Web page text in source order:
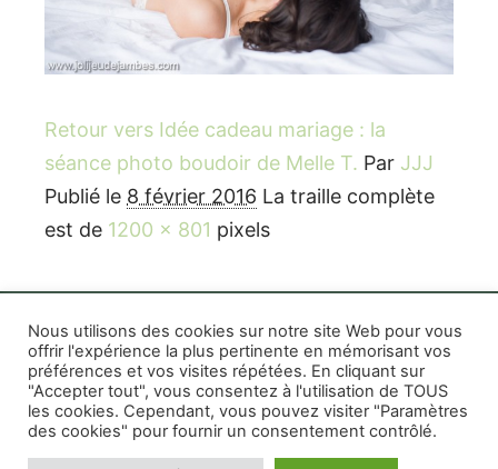
Retour vers Idée cadeau mariage : la
séance photo boudoir de Melle T. Par JJJ
Publié le 8 février 2016 La traille complète
est de 1200 × 801 pixels
Rife WordPress Theme|Photographe boudoir et
photo thérapeutique Montréal Lille Avignon
Photographe mariage et famille Montréal|
Nous utilisons des cookies sur notre site Web pour vous
offrir l'expérience la plus pertinente en mémorisant vos
préférences et vos visites répétées. En cliquant sur
"Accepter tout", vous consentez à l'utilisation de TOUS
les cookies. Cependant, vous pouvez visiter "Paramètres
des cookies" pour fournir un consentement contrôlé.